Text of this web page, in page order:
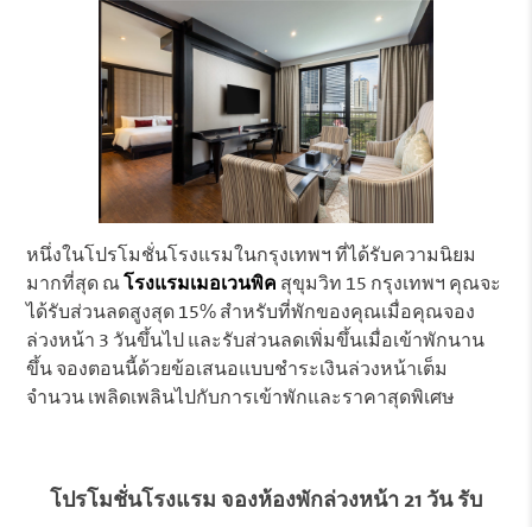
หนึ่งในโปรโมชั่นโรงแรมในกรุงเทพฯ ที่ได้รับความนิยม
มากที่สุด ณ โรงแรมเมอเวนพิค สุขุมวิท 15 กรุงเทพฯ คุณจะ
ได้รับส่วนลดสูงสุด 15% สำหรับที่พักของคุณเมื่อคุณจอง
ล่วงหน้า 3 วันขึ้นไป และรับส่วนลดเพิ่มขึ้นเมื่อเข้าพักนาน
ขึ้น จองตอนนี้ด้วยข้อเสนอแบบชำระเงินล่วงหน้าเต็ม
จำนวน เพลิดเพลินไปกับการเข้าพักและราคาสุดพิเศษ
โปรโมชั่นโรงแรม จองห้องพักล่วงหน้า 21 วัน รับ